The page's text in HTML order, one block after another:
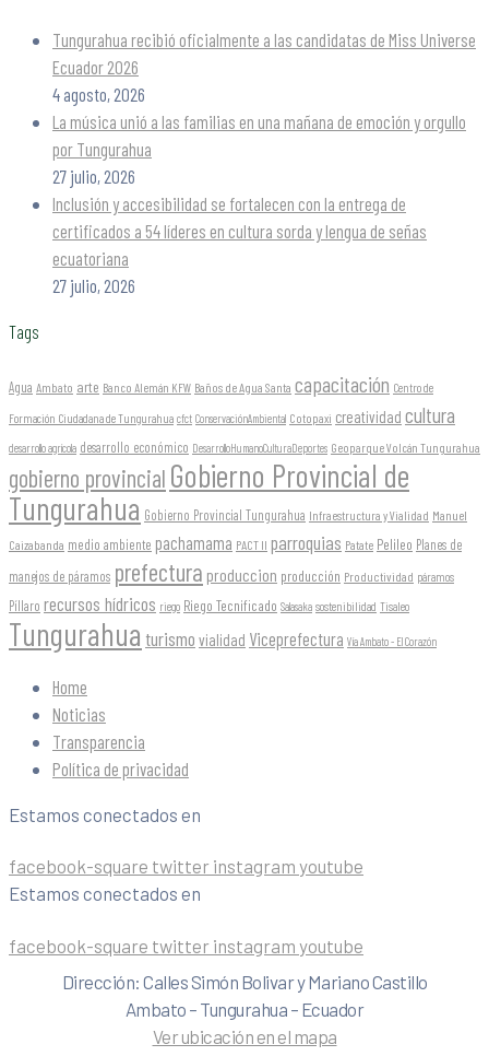
Tungurahua recibió oficialmente a las candidatas de Miss Universe
Ecuador 2026
4 agosto, 2026
La música unió a las familias en una mañana de emoción y orgullo
por Tungurahua
27 julio, 2026
Inclusión y accesibilidad se fortalecen con la entrega de
certificados a 54 líderes en cultura sorda y lengua de señas
ecuatoriana
27 julio, 2026
Tags
Agua Ambato arte Banco Alemán KFW Baños de Agua Santa capacitación Centro de
Formación Ciudadana de Tungurahua cfct ConservaciónAmbiental Cotopaxi creatividad cultura
desarrollo agrícola desarrollo económico DesarrolloHumanoCulturaDeportes Geoparque Volcán Tungurahua
gobierno provincial Gobierno Provincial de
Tungurahua Gobierno Provincial Tungurahua Infraestructura y Vialidad Manuel
Caizabanda medio ambiente pachamama PACT II parroquias Patate Pelileo Planes de
manejos de páramos prefectura produccion producción Productividad páramos
Píllaro recursos hídricos riego Riego Tecnificado Salasaka sostenibilidad Tisaleo
Tungurahua turismo vialidad Viceprefectura Vía Ambato - El Corazón
Home
Noticias
Transparencia
Política de privacidad
Estamos conectados en
facebook-square twitter instagram youtube
Estamos conectados en
facebook-square twitter instagram youtube
Dirección: Calles Simón Bolivar y Mariano Castillo
Ambato – Tungurahua – Ecuador
Ver ubicación en el mapa